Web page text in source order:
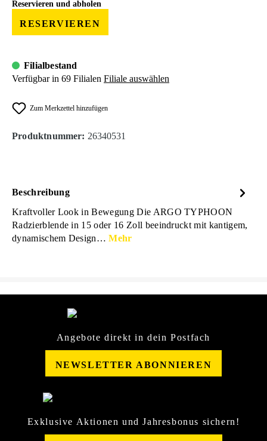
Reservieren und abholen
RESERVIEREN
Filialbestand
Verfügbar in 69 Filialen Filiale auswählen
Zum Merkzettel hinzufügen
Produktnummer: 26340531
Beschreibung
Kraftvoller Look in Bewegung Die ARGO TYPHOON
Radzierblende in 15 oder 16 Zoll beeindruckt mit kantigem,
dynamischem Design…Mehr
Angebote direkt in dein Postfach
NEWSLETTER ABONNIEREN
Exklusive Aktionen und Jahresbonus sichern!